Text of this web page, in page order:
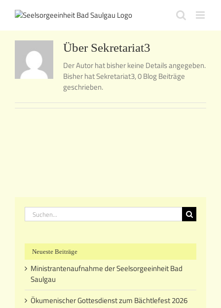
Inhalt
Über Sekretariat3
Der Autor hat bisher keine Details angegeben.
Bisher hat Sekretariat3, 0 Blog Beiträge
geschrieben.
Suche
nach:
Neueste Beiträge
Ministrantenaufnahme der Seelsorgeeinheit Bad
Saulgau
Ökumenischer Gottesdienst zum Bächtlefest 2026